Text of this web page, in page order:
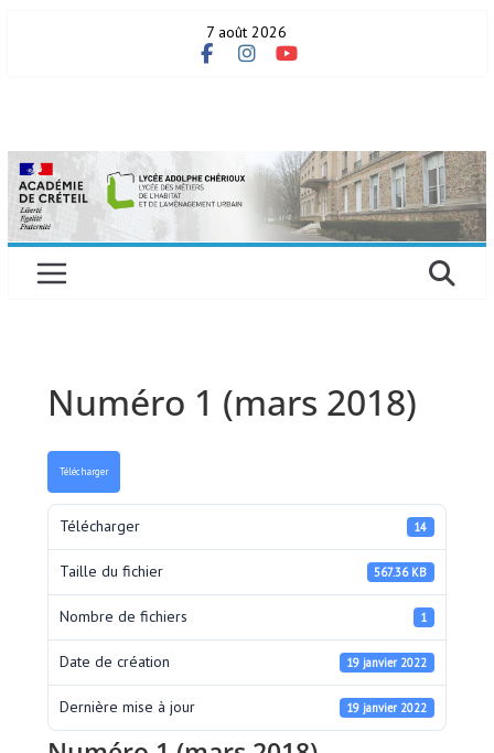
7 août 2026
Numéro 1 (mars 2018)
Télécharger
Télécharger 14
Taille du fichier 567.36 KB
Nombre de fichiers 1
Date de création 19 janvier 2022
Dernière mise à jour 19 janvier 2022